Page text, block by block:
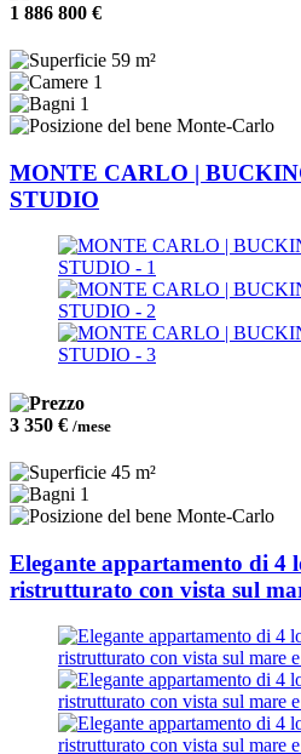
1 886 800 €
59 m²
1
1
Monte-Carlo
MONTE CARLO |
STUDIO
3 350 € /mese
45 m²
1
Monte-Carlo
Elegante appartamento di 4
ristrutturato con vista sul